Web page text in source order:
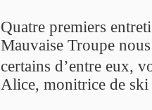
Quatre premiers
Mauvaise Troupe
certains d’entre eux,
Alice, monitrice de ski